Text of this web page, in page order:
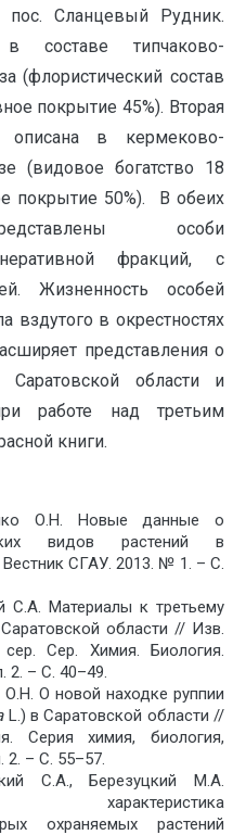
Сланцевый Рудник.
составе типчаково-
(флористический состав
покрытие 45%). Вторая
описана в кермеково-
(видовое богатство 18
покрытие 50%). В обеих
особи
фракций, с
Жизненность особей
вздутого в окрестностях
представления о
Саратовской области и
работе над третьим
книги.
О.Н. Новые данные о
видов растений в
СГАУ. 2013. № 1. – С.
С.А. Материалы к третьему
области // Изв.
Сер. Химия. Биология.
2. – С. 40–49.
О новой находке руппии
L.) в Саратовской области //
Серия химия, биология,
2. – С. 55–57.
С.А., Березуцкий М.А.
характеристика
охраняемых растений